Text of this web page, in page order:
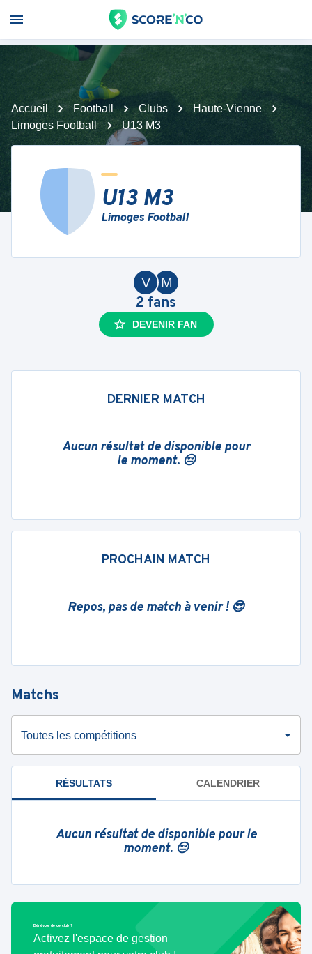
Accueil Football Clubs
Haute-Vienne
Limoges Football
U13 M3
U13 M3
Limoges Football
M
V
2 fans
DEVENIR FAN
DERNIER MATCH
Aucun résultat de disponible pour
le moment. 😔
PROCHAIN MATCH
Repos, pas de match à venir ! 😎
Matchs
Toutes les compétitions
RÉSULTATS CALENDRIER
Aucun résultat de disponible pour le
moment. 😔
Bénévole de ce club ?
Activez l'espace de gestion